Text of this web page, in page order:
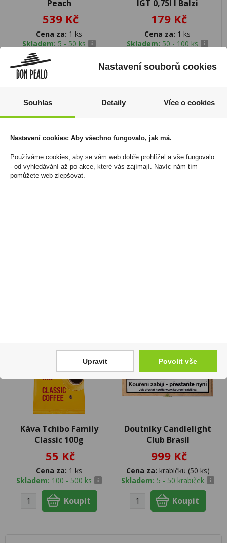
Peach
539 Kč
Cena za: 1 ks
Skladem: 5 - 50 ks
IGT 0,75l I Balzi
179 Kč
Cena za: 1 ks
Skladem: 50 - 100 ks
Káva Tchibo Family
Classic 100g
55 Kč
Cena za: 1 ks
Skladem: 100 - 500 ks
Doutníky Candlelight
Club Brasil
999 Kč
Cena za: krabičku (50 ks)
Skladem: 5 - 50 krabiček
Nastavení souborů cookies
Souhlas Detaily Více o cookies
Nastavení cookies: Aby všechno fungovalo, jak má.
Používáme cookies, aby se vám web dobře prohlížel a vše fungovalo
- od vyhledávání až po akce, které vás zajímají. Navíc nám tím
pomůžete web zlepšovat.
Upravit Povolit vše